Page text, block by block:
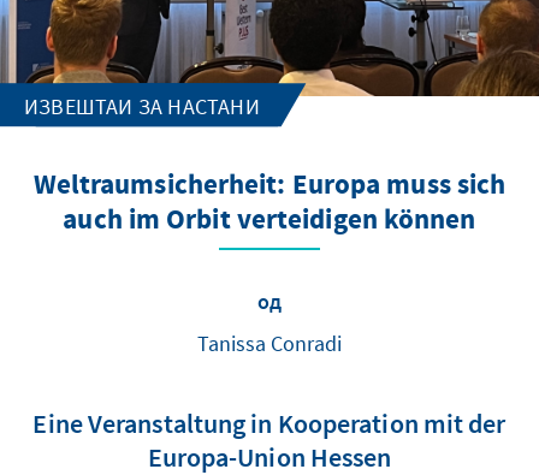
ИЗВЕШТАИ ЗА НАСТАНИ
Weltraumsicherheit: Europa muss sich
auch im Orbit verteidigen können
од
Tanissa Conradi
Eine Veranstaltung in Kooperation mit der
Europa-Union Hessen